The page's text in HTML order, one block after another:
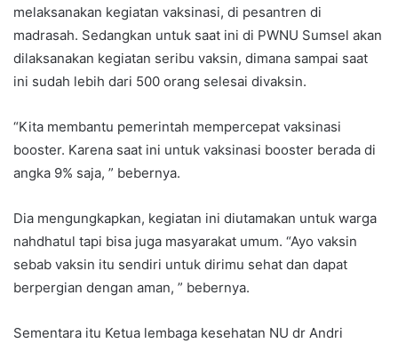
melaksanakan kegiatan vaksinasi, di pesantren di
madrasah. Sedangkan untuk saat ini di PWNU Sumsel akan
dilaksanakan kegiatan seribu vaksin, dimana sampai saat
ini sudah lebih dari 500 orang selesai divaksin.
“Kita membantu pemerintah mempercepat vaksinasi
booster. Karena saat ini untuk vaksinasi booster berada di
angka 9% saja, ” bebernya.
Dia mengungkapkan, kegiatan ini diutamakan untuk warga
nahdhatul tapi bisa juga masyarakat umum. “Ayo vaksin
sebab vaksin itu sendiri untuk dirimu sehat dan dapat
berpergian dengan aman, ” bebernya.
Sementara itu Ketua lembaga kesehatan NU dr Andri